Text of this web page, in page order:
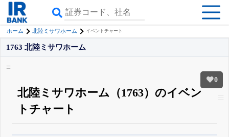
ホーム 北陸ミサワホーム イベントチャート
0
1763 北陸ミサワホーム
北陸ミサワホーム（1763）のイベン
トチャート